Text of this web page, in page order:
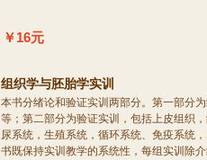
￥16元
组织学与胚胎学实训
本书分绪论和验证实训两部分。第一部分
等；第二部分为验证实训，包括上皮组织
尿系统，生殖系统，循环系统、免疫系统
书既保持实训教学的系统性，每组实训除